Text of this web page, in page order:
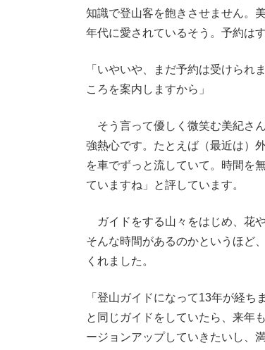
知識で登山客を飽きさせません。
年代に愛されているそう。予約は
「いやいや、まだ予約は受けられ
ころを案内しますから」
そう言って優しく微笑む美紀さ
強熱心です。たとえば（最近は）
を車でずっと流していて。時間を
ていますね」と評しています。
ガイドをする山々をはじめ、花
そんな時間があるのかというほど
くれました。
「登山ガイドになって13年が経
と同じガイドをしていたら、来年
ージョンアップしていきたいし、